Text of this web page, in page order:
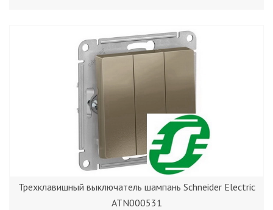
Трехклавишный выключатель шампань Schneider Electric
ATN000531